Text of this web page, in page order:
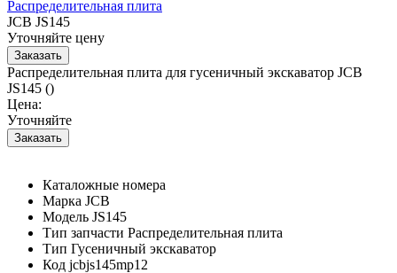
Распределительная плита
JCB JS145
Уточняйте цену
Распределительная плита для гусеничный экскаватор JCB
JS145 ()
Цена:
Уточняйте
Каталожные номера
Марка JCB
Модель JS145
Тип запчасти Распределительная плита
Тип Гусеничный экскаватор
Код jcbjs145mp12